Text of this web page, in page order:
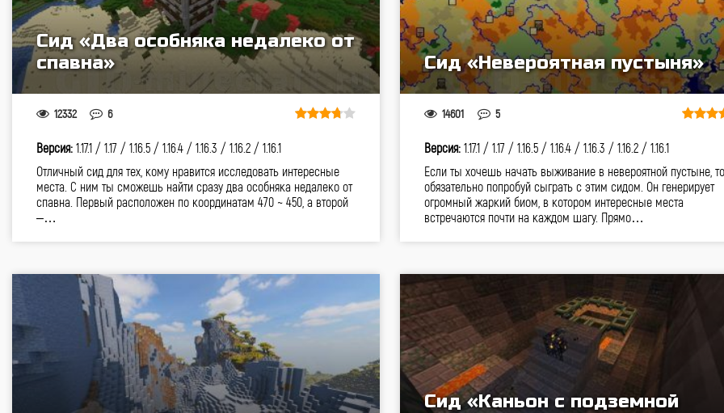
Сид «Два особняка недалеко от
спавна»
12332 6
Версия: 1.17.1 / 1.17 / 1.16.5 / 1.16.4 / 1.16.3 / 1.16.2 / 1.16.1
Отличный сид для тех, кому нравится исследовать интересные
места. С ним ты сможешь найти сразу два особняка недалеко от
спавна. Первый расположен по координатам 470 ~ 450, а второй
–…
Сид «Невероятная пустыня»
14601 5
Версия:1.17.1 /1.17 /1.16.5 /1.16.4 /1.16.3 /1.16.2 /1.16.1
Если ты хочешь начать выживание в невероятной пустыне, то
обязательно попробуй сыграть с этим сидом. Он генерирует
огромный жаркий биом, в котором интересные места
встречаются почти на каждом шагу. Прямо…
Сид «Каньон с подземной